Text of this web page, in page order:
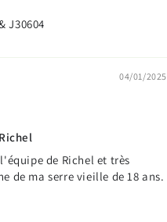
J30604
04/01/2025
de Richel et très
de ma serre vieille de 18 ans.